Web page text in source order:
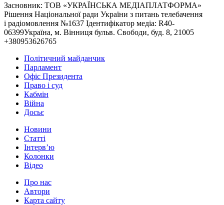
Засновник: ТОВ «УКРАЇНСЬКА МЕДІАПЛАТФОРМА»
Рішення Національної ради України з питань телебачення
і радіомовлення №1637 Ідентифікатор медіа: R40-
06399Україна, м. Вінниця бульв. Свободи, буд. 8, 21005
+380953626765
Політичний майданчик
Парламент
Офіс Президента
Право і суд
Кабмін
Війна
Досьє
Новини
Статті
Інтерв’ю
Колонки
Відео
Про нас
Автори
Карта сайту